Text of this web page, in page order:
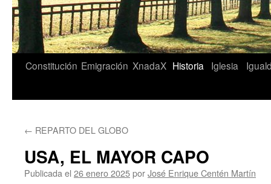
Constitución Emigración XnadaX Historia Iglesia
← REPARTO DEL GLOBO
USA, EL MAYOR CAPO
Publicada el 26 enero 2025porJosé Enrique Centén Martín